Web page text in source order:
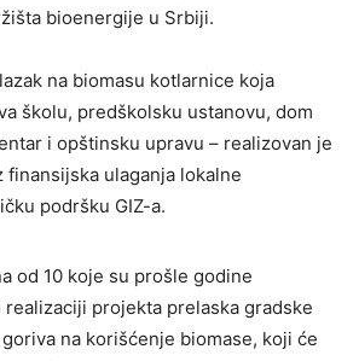
bioenergije u Srbiji.
na biomasu kotlarnice koja
školu, predškolsku ustanovu, dom
i opštinsku upravu – realizovan je
finansijska ulaganja lokalne
podršku GIZ-a.
od 10 koje su prošle godine
projekta prelaska gradske
na korišćenje biomase, koji će